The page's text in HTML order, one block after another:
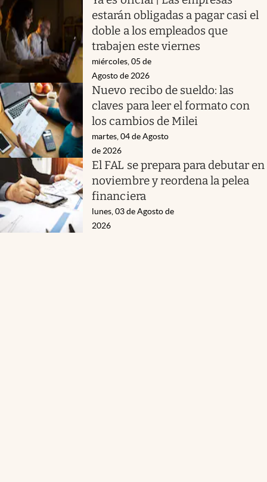
estarán obligadas a pagar casi el
doble a los empleados que
trabajen este viernes
miércoles, 05 de
Agosto de 2026
Nuevo recibo de sueldo: las
claves para leer el formato con
los cambios de Milei
martes, 04 de Agosto
de 2026
El FAL se prepara para debutar en
noviembre y reordena la pelea
financiera
lunes, 03 de Agosto de
2026